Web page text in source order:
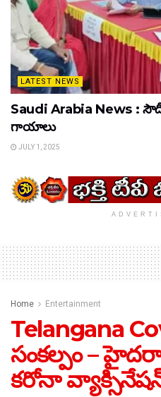
LATEST NEWS
Saudi Arabia News :
గాయాలు
JULY 1, 2025
Home Entertainment
Telangana
సంకల్పం –
కరోనా